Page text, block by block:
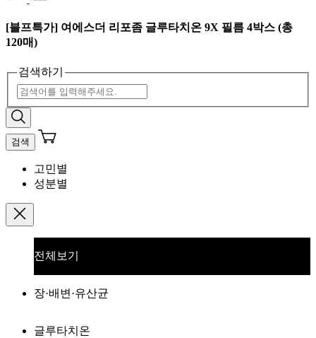
[블프특가] 여에스더 리포좀 글루타치온 9X 필름 4박스 (총
120매)
검색하기
검색
고민별
성분별
전체보기
장·배변·유산균
글루타치온